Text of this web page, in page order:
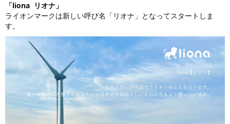
「liona リオナ」
ライオンマークは新しい呼び名「リオナ」となってスタートしま
す。